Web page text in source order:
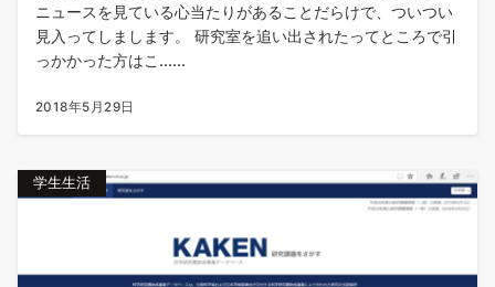
ニュースを見ている心当たりがあることだらけで、ついつい
見入ってしまします。 研究室を追い出されたってところで引
っかかった方はこ......
2018年5月29日
学生生活